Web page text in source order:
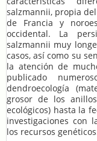
salzmannii, propia
de Francia y
occidental. La
salzmannii muy
casos, así como su
la atención de
publicado
dendroecología
grosor de los
ecológicos) hasta la
investigaciones con
los recursos